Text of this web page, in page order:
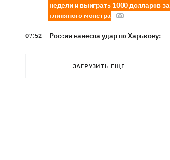
недели и выиграть 1000 долларов за
глиняного монстра
07:52
Россия нанесла удар по Харькову:
ЗАГРУЗИТЬ ЕЩЕ